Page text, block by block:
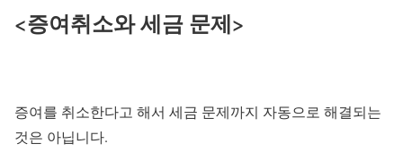
<증여취소와 세금 문제>
증여를 취소한다고 해서 세금 문제까지 자동으로 해결되는
것은 아닙니다.